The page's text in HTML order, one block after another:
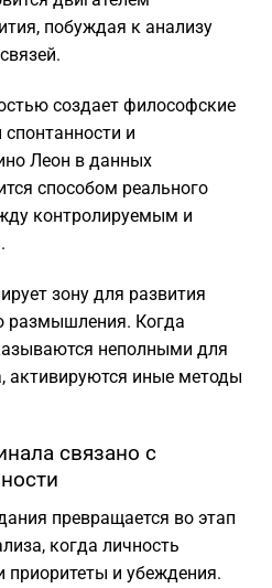
побуждая к анализу
создает философские
и
Леон в данных
способом реального
контролируемым и
зону для развития
размышления. Когда
неполными для
активируются иные методы
связано с
превращается во этап
когда личность
приоритеты и убеждения.